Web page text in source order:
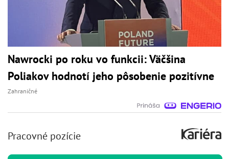
Nawrocki po roku vo funkcii: Väčšina
Poliakov hodnotí jeho pôsobenie pozitívne
Zahraničné
Pracovné pozície